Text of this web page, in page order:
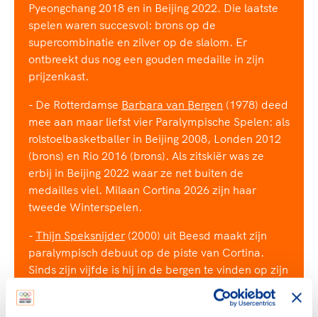
Pyeongchang 2018 en in Beijing 2022. Die laatste
spelen waren succesvol: brons op de
supercombinatie en zilver op de slalom. Er
ontbreekt dus nog een gouden medaille in zijn
prijzenkast.
- De Rotterdamse Barbara van Bergen (1978) deed
mee aan maar liefst vier Paralympische Spelen: als
rolstoelbasketballer in Beijing 2008, Londen 2012
(brons) en Rio 2016 (brons). Als zitskiër was ze
erbij in Beijing 2022 waar ze net buiten de
medailles viel. Milaan Cortina 2026 zijn haar
tweede Winterspelen.
- Thijn Speksnijder (2000) uit Beesd maakt zijn
paralympisch debuut op de piste van Cortina.
Sinds zijn vijfde is hij in de bergen te vinden op zijn
zitski. Meedoen aan de Paralympische Spelen is
altijd zijn droom geweest.